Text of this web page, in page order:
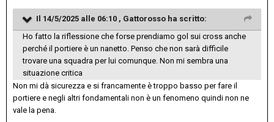
Il 14/5/2025 alle 06:10 , Gattorosso ha scritto:
Ho fatto la riflessione che forse prendiamo gol sui cross anche
perché il portiere è un nanetto. Penso che non sarà difficile
trovare una squadra per lui comunque. Non mi sembra una
situazione critica
Non mi dà sicurezza e si francamente è troppo basso per fare il
portiere e negli altri fondamentali non è un fenomeno quindi non ne
vale la pena.